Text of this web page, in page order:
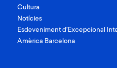
Cultura
Notícies
Esdeveniment d’Excepcional
Amèrica Barcelona